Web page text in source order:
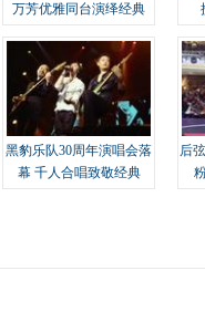
万芳优雅同台演绎经典
黑豹乐队30周年演唱会落
幕 千人合唱致敬经典
后